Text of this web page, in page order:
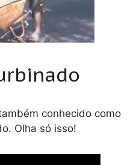
conhecido como
Olha só isso!